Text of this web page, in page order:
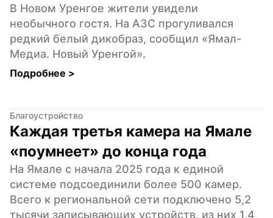
В Новом Уренгое жители увидели
необычного гостя. На АЗС прогуливался
редкий белый дикобраз, сообщил «Ямал-
Медиа. Новый Уренгой».
Подробнее >
Благоустройство
Каждая третья камера на Ямале
«поумнеет» до конца года
На Ямале с начала 2025 года к единой
системе подсоединили более 500 камер.
Всего к региональной сети подключено 5,2
тысячи записывающих устройств, из них 1,4